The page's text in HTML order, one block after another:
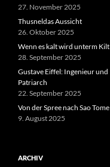
27. November 2025
Thusneldas Aussicht
26. Oktober 2025
Wenn es kalt wird unterm Kilt
28. September 2025
Gustave Eiffel: Ingenieur und
Patriarch
22. September 2025
Von der Spree nach Sao Tome
9. August 2025
ARCHIV